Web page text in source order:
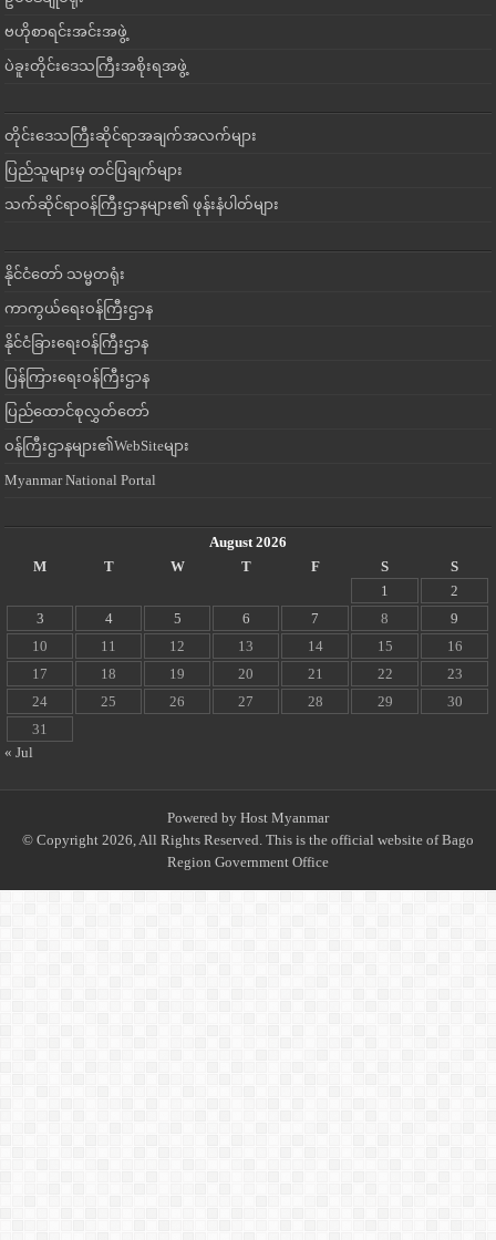
ဗဟိုစာရင်းအင်းအဖွဲ့
ပဲခူးတိုင်းဒေသကြီးအစိုးရအဖွဲ့
တိုင်းဒေသကြီးဆိုင်ရာအချက်အလက်များ
ပြည်သူများမှ တင်ပြချက်များ
သက်ဆိုင်ရာဝန်ကြီးဌာနများ၏ ဖုန်းနံပါတ်များ
နိုင်ငံတော် သမ္မတရုံး
ကာကွယ်ရေးဝန်ကြီးဌာန
နိုင်ငံခြားရေးဝန်ကြီးဌာန
ပြန်ကြားရေးဝန်ကြီးဌာန
ပြည်ထောင်စုလွှတ်တော်
ဝန်ကြီးဌာနများ၏WebSiteများ
Myanmar National Portal
August 2026
M
T W T F S
S
1
2
3
4 5 6 7 8
9
10
11 12 13 14 15
16
17
18 19 20 21 22
23
24
25 26 27 28 29
30
31
« Jul
Powered by Host Myanmar
© Copyright 2026, All Rights Reserved. This is the official website of Bago
Region Government Office